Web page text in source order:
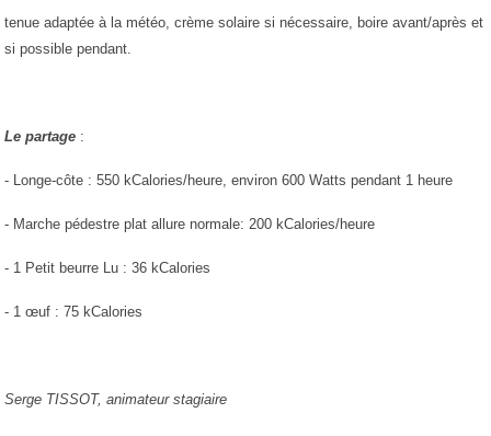
tenue adaptée à la météo, crème solaire si nécessaire, boire avant/après et
si possible pendant.
Le partage :
- Longe-côte : 550 kCalories/heure, environ 600 Watts pendant 1 heure
- Marche pédestre plat allure normale: 200 kCalories/heure
- 1 Petit beurre Lu : 36 kCalories
- 1 œuf : 75 kCalories
Serge TISSOT, animateur stagiaire